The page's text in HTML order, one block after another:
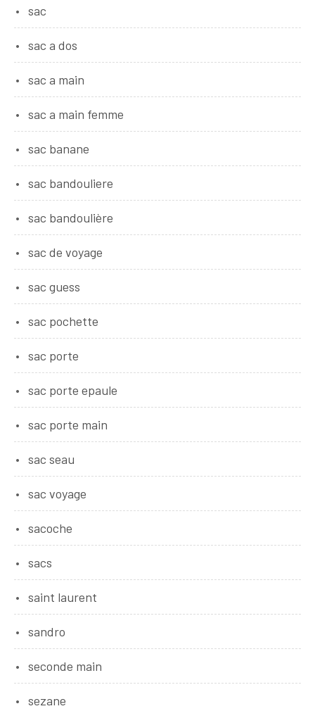
sac
sac a dos
sac a main
sac a main femme
sac banane
sac bandouliere
sac bandoulière
sac de voyage
sac guess
sac pochette
sac porte
sac porte epaule
sac porte main
sac seau
sac voyage
sacoche
sacs
saint laurent
sandro
seconde main
sezane